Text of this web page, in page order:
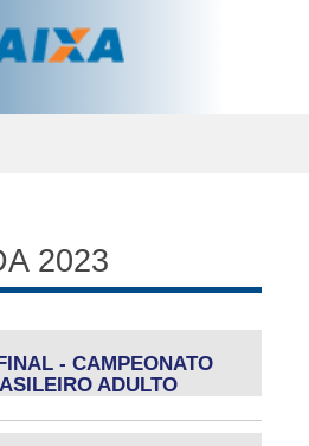
2023
- CAMPEONATO
ADULTO